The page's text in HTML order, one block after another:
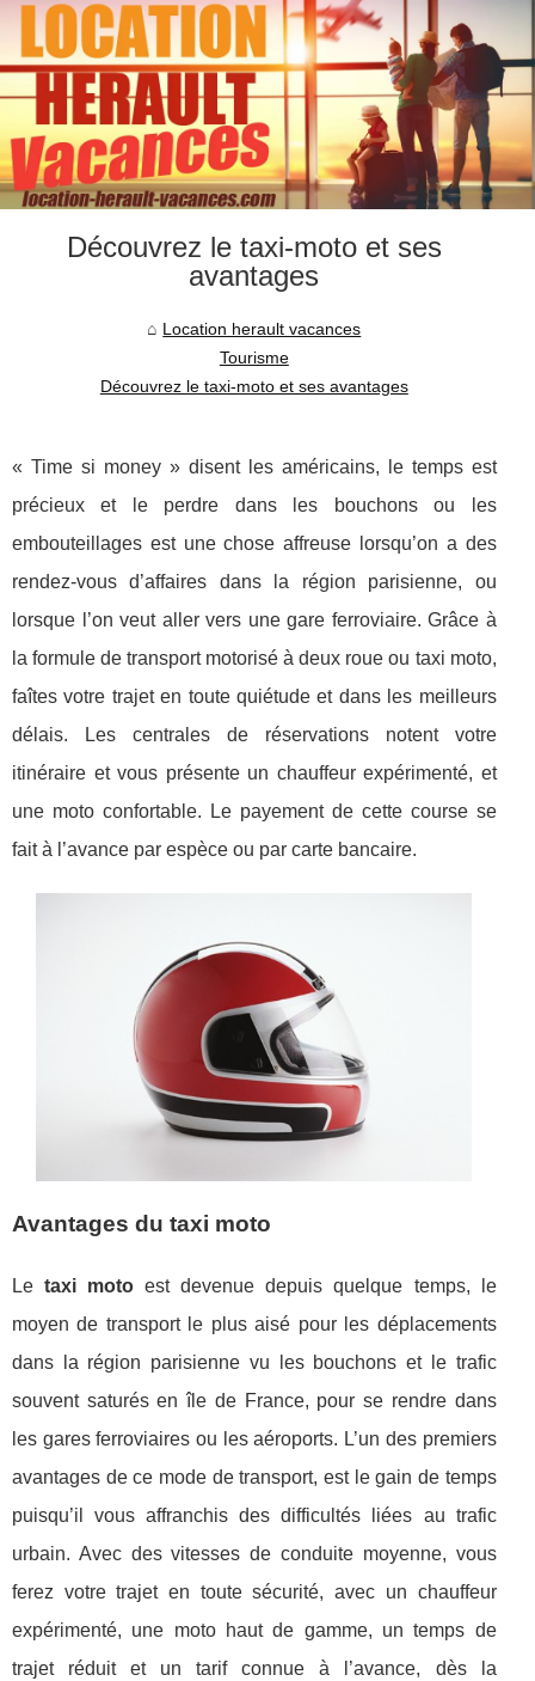
Découvrez le taxi-moto et ses
avantages
Location herault vacances
Tourisme
Découvrez le taxi-moto et ses avantages
« Time si money » disent les américains, le temps est
précieux et le perdre dans les bouchons ou les
embouteillages est une chose affreuse lorsqu’on a des
rendez-vous d’affaires dans la région parisienne, ou
lorsque l’on veut aller vers une gare ferroviaire. Grâce à
la formule de transport motorisé à deux roue ou taxi moto,
faîtes votre trajet en toute quiétude et dans les meilleurs
délais. Les centrales de réservations notent votre
itinéraire et vous présente un chauffeur expérimenté, et
une moto confortable. Le payement de cette course se
fait à l’avance par espèce ou par carte bancaire.
Avantages du taxi moto
Letaxi moto est devenue depuis quelque temps, le
moyen de transport le plus aisé pour les déplacements
dans la région parisienne vu les bouchons et le trafic
souvent saturés en île de France, pour se rendre dans
les gares ferroviaires ou les aéroports. L’un des premiers
avantages de ce mode de transport, est le gain de temps
puisqu’il vous affranchis des difficultés liées au trafic
urbain. Avec des vitesses de conduite moyenne, vous
ferez votre trajet en toute sécurité, avec un chauffeur
expérimenté, une moto haut de gamme, un temps de
trajet réduit et un tarif connue à l’avance, dès la